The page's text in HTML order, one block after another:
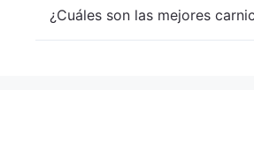
¿Cuáles son las mejores